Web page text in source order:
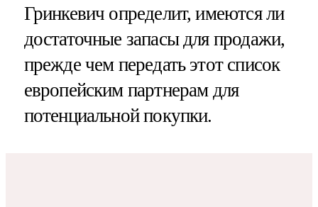
Гринкевич определит, имеются ли
достаточные запасы для продажи,
прежде чем передать этот список
европейским партнерам для
потенциальной покупки.